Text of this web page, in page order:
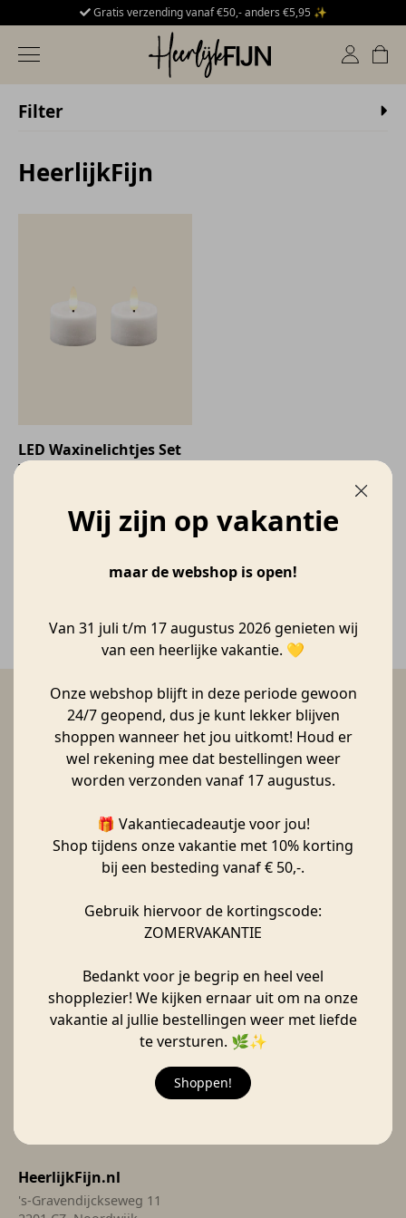
Wij zijn op vakantie
maar de webshop is open!
Van 31 juli t/m 17 augustus 2026 genieten wij
van een heerlijke vakantie. 💛
Onze webshop blijft in deze periode gewoon
24/7 geopend, dus je kunt lekker blijven
shoppen wanneer het jou uitkomt! Houd er
wel rekening mee dat bestellingen weer
worden verzonden vanaf 17 augustus.
🎁 Vakantiecadeautje voor jou!
Shop tijdens onze vakantie met 10% korting
bij een besteding vanaf € 50,-.
Gebruik hiervoor de kortingscode:
ZOMERVAKANTIE
Bedankt voor je begrip en heel veel
shopplezier! We kijken ernaar uit om na onze
vakantie al jullie bestellingen weer met liefde
te versturen. 🌿✨
Shoppen!
Gratis verzending vanaf €50,- anders €5,95 ✨
Toggle navigation
HeerlijkFijn
Filter
HeerlijkFijn
LED Waxinelichtjes Set
van 2 | Wit S
Schrijf je in voor de nieuwsbrief
En blijf op de hoogte van onze acties en nieuwste artikelen.
Schrijf je in
Retour-beleid
Garantie & klachten
Contact
HeerlijkFijn.nl
's-Gravendijckseweg 11